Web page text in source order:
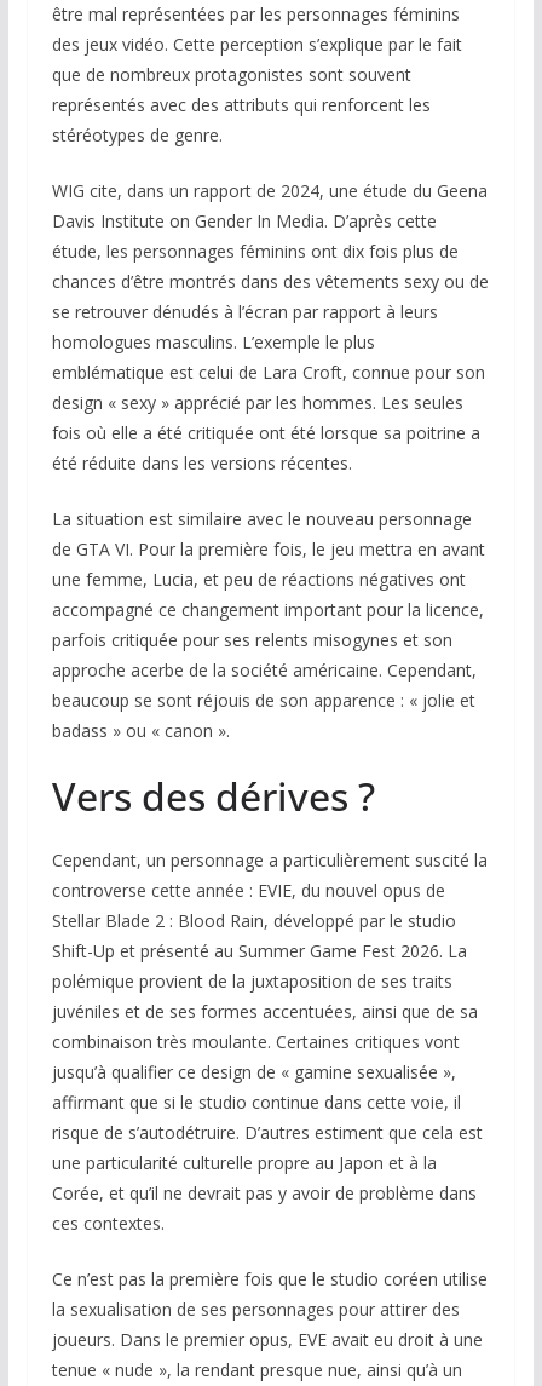
être mal représentées par les personnages féminins
des jeux vidéo. Cette perception s’explique par le fait
que de nombreux protagonistes sont souvent
représentés avec des attributs qui renforcent les
stéréotypes de genre.
WIG cite, dans un rapport de 2024, une étude du Geena
Davis Institute on Gender In Media. D’après cette
étude, les personnages féminins ont dix fois plus de
chances d’être montrés dans des vêtements sexy ou de
se retrouver dénudés à l’écran par rapport à leurs
homologues masculins. L’exemple le plus
emblématique est celui de Lara Croft, connue pour son
design « sexy » apprécié par les hommes. Les seules
fois où elle a été critiquée ont été lorsque sa poitrine a
été réduite dans les versions récentes.
La situation est similaire avec le nouveau personnage
de GTA VI. Pour la première fois, le jeu mettra en avant
une femme, Lucia, et peu de réactions négatives ont
accompagné ce changement important pour la licence,
parfois critiquée pour ses relents misogynes et son
approche acerbe de la société américaine. Cependant,
beaucoup se sont réjouis de son apparence : « jolie et
badass » ou « canon ».
Vers des dérives ?
Cependant, un personnage a particulièrement suscité la
controverse cette année : EVIE, du nouvel opus de
Stellar Blade 2 : Blood Rain, développé par le studio
Shift-Up et présenté au Summer Game Fest 2026. La
polémique provient de la juxtaposition de ses traits
juvéniles et de ses formes accentuées, ainsi que de sa
combinaison très moulante. Certaines critiques vont
jusqu’à qualifier ce design de « gamine sexualisée »,
affirmant que si le studio continue dans cette voie, il
risque de s’autodétruire. D’autres estiment que cela est
une particularité culturelle propre au Japon et à la
Corée, et qu’il ne devrait pas y avoir de problème dans
ces contextes.
Ce n’est pas la première fois que le studio coréen utilise
la sexualisation de ses personnages pour attirer des
joueurs. Dans le premier opus, EVE avait eu droit à une
tenue « nude », la rendant presque nue, ainsi qu’à un